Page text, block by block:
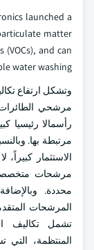
launched a
matter
(VOCs), and can
water washing.
وتشكل ارتفاع
مرشحي
رأسمالا
مرتبطة بها.
الاستثمار كبيراً،
مرشحات متخصصة
محددة.
المرشحات
تشمل تكاليف
المنتظمة، التي